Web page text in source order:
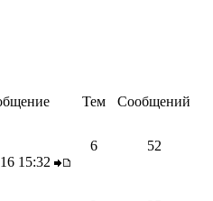
Тем Сообщений
15:32
6 52